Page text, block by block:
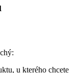
u kterého chcete